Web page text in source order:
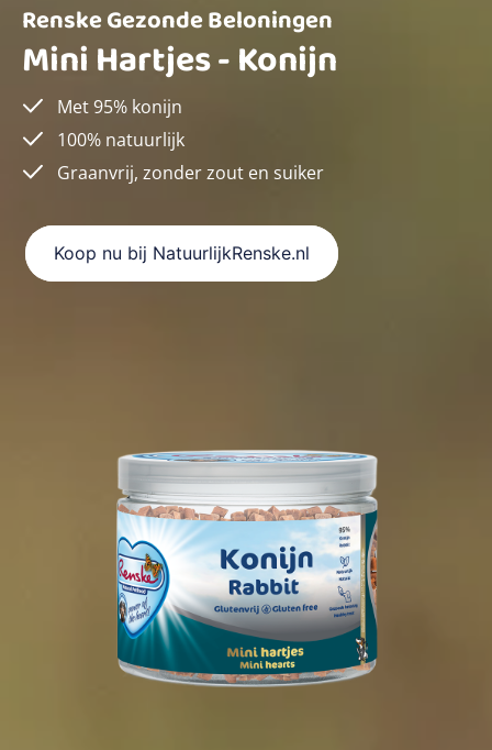
Renske Gezonde Beloningen
Mini Hartjes - Konijn
Met 95% konijn
100% natuurlijk
Graanvrij, zonder zout en suiker
Koop nu bij NatuurlijkRenske.nl